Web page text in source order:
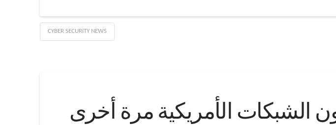
CYBER SECURITY NEWS
الشبكات الأمريكية مرة أخرى